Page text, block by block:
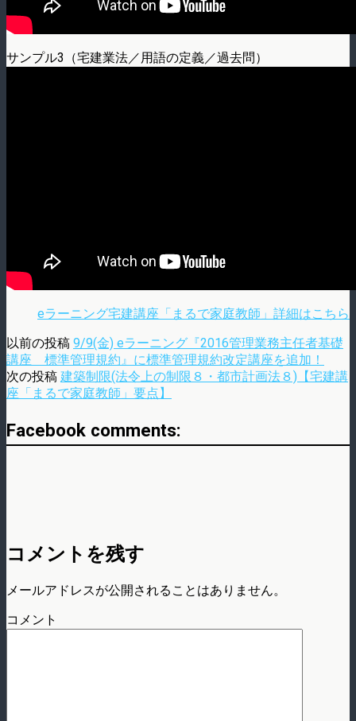
サンプル3（宅建業法／用語の定義／過去問）
eラーニング宅建講座「まるで家庭教師」詳細はこちら
以前の投稿 9/9(金) eラーニング『2016管理業務主任者基礎
講座 標準管理規約』に標準管理規約改定講座を追加！
次の投稿 建築制限(法令上の制限８・都市計画法８)【宅建講
座「まるで家庭教師」要点】
Facebook comments:
コメントを残す
メールアドレスが公開されることはありません。
コメント